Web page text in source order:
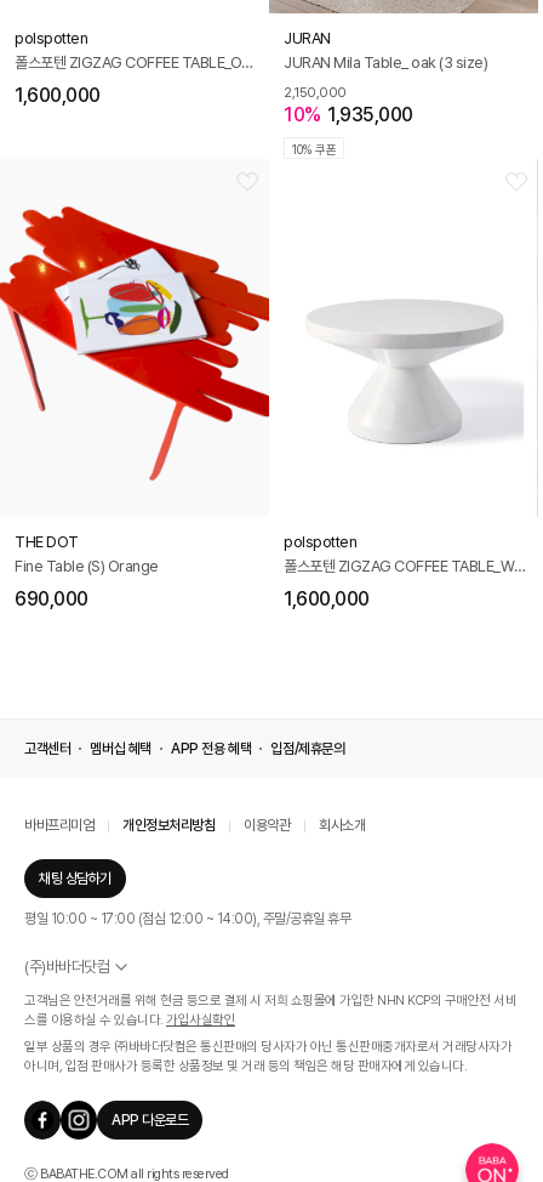
polspotten
폴스포텐 ZIGZAG COFFEE TABLE_OLIVE
1,600,000
JURAN
JURAN Mila Table_ oak (3 size)
2,150,000
10% 1,935,000
10% 쿠폰
THE DOT
Fine Table (S) Orange
690,000
polspotten
폴스포텐 ZIGZAG COFFEE TABLE_WHITE
1,600,000
고객센터 멤버십 혜택 APP 전용 혜택 입점/제휴문의
바바프리미엄 개인정보처리방침 이용약관 회사소개
채팅 상담하기
평일 10:00 ~ 17:00 (점심 12:00 ~ 14:00), 주말/공휴일 휴무
(주)바바더닷컴
서울특별시 서초구 신반포로 339, 논현빌딩 (대표이사 : 문인식)
사업자 등록번호 569-86-01308
통신판매업신고번호 제 2019 - 서울 서초 - 1268호
개인정보관리책임자 : 김효영
인증범위
온라인 쇼핑몰 서비스(바바더닷컴)
유효기간
2024.07.17 ~ 2027.07.16
고객님은 안전거래를 위해 현금 등으로 결제 시 저희 쇼핑몰에 가입한 NHN KCP의 구매안전 서비
스를 이용하실 수 있습니다. 가입사실확인
일부 상품의 경우 ㈜바바더닷컴은 통신판매의 당사자가 아닌 통신판매중개자로서 거래당사자가
아니며, 입점 판매사가 등록한 상품정보 및 거래 등의 책임은 해당 판매자에게 있습니다.
APP 다운로드
ⓒ BABATHE.COM all rights reserved